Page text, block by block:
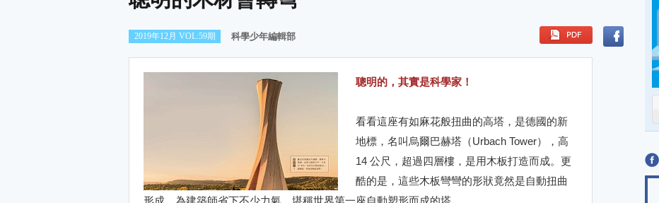
2019年12月 VOL:59期 科學少年編輯部
聰明的，其實是科學家！
看看這座有如麻花般扭曲的高塔，是德國的新
地標，名叫烏爾巴赫塔（Urbach Tower），高
14 公尺，超過四層樓，是用木板打造而成。更
酷的是，這些木板彎彎的形狀竟然是自動扭曲
形成，為建築師省下不少力氣，堪稱世界第一座自動塑形而成的塔。